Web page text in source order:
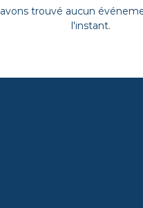
trouvé aucun
l'instant.